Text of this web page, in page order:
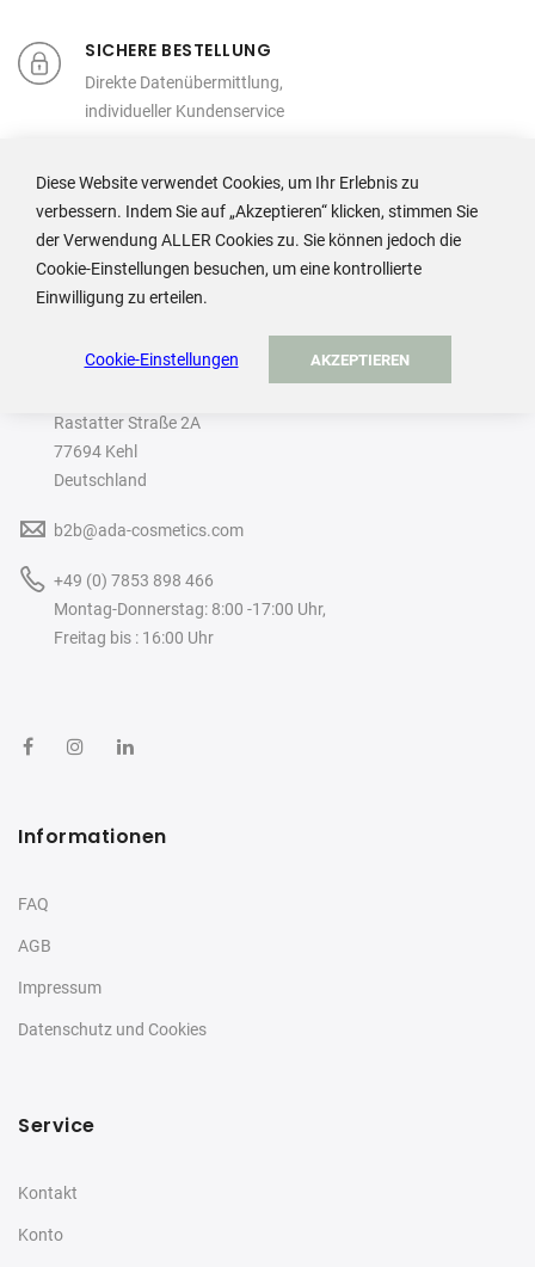
SICHERE BESTELLUNG
Direkte Datenübermittlung,
individueller Kundenservice
ADA Cosmetics International GmbH
Rastatter Straße 2A
77694 Kehl
Deutschland
b2b@ada-cosmetics.com
+49 (0) 7853 898 466
Montag-Donnerstag: 8:00 -17:00 Uhr,
Freitag bis : 16:00 Uhr
Informationen
FAQ
AGB
Impressum
Datenschutz und Cookies
Service
Kontakt
Konto
Diese Website verwendet Cookies, um Ihr Erlebnis zu
verbessern. Indem Sie auf „Akzeptieren“ klicken, stimmen Sie
der Verwendung ALLER Cookies zu. Sie können jedoch die
Cookie-Einstellungen besuchen, um eine kontrollierte
Einwilligung zu erteilen.
Cookie-Einstellungen AKZEPTIEREN